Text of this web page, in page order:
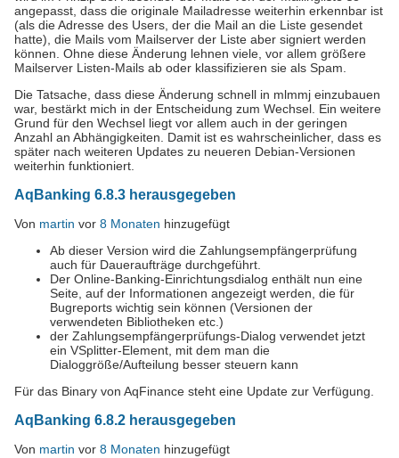
angepasst, dass die originale Mailadresse weiterhin erkennbar ist
(als die Adresse des Users, der die Mail an die Liste gesendet
hatte), die Mails vom Mailserver der Liste aber signiert werden
können. Ohne diese Änderung lehnen viele, vor allem größere
Mailserver Listen-Mails ab oder klassifizieren sie als Spam.
Die Tatsache, dass diese Änderung schnell in mlmmj einzubauen
war, bestärkt mich in der Entscheidung zum Wechsel. Ein weitere
Grund für den Wechsel liegt vor allem auch in der geringen
Anzahl an Abhängigkeiten. Damit ist es wahrscheinlicher, dass es
später nach weiteren Updates zu neueren Debian-Versionen
weiterhin funktioniert.
AqBanking 6.8.3 herausgegeben
Von martin vor 8 Monaten hinzugefügt
Ab dieser Version wird die Zahlungsempfängerprüfung
auch für Daueraufträge durchgeführt.
Der Online-Banking-Einrichtungsdialog enthält nun eine
Seite, auf der Informationen angezeigt werden, die für
Bugreports wichtig sein können (Versionen der
verwendeten Bibliotheken etc.)
der Zahlungsempfängerprüfungs-Dialog verwendet jetzt
ein VSplitter-Element, mit dem man die
Dialoggröße/Aufteilung besser steuern kann
Für das Binary von AqFinance steht eine Update zur Verfügung.
AqBanking 6.8.2 herausgegeben
Von martin vor 8 Monaten hinzugefügt